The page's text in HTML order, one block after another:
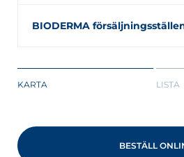
BIODERMA
KARTA LISTA
BESTÄLL